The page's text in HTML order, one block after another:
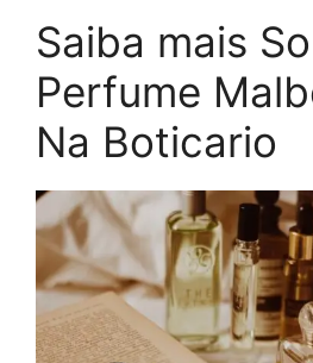
Saiba mais
Perfume
Na Boticario